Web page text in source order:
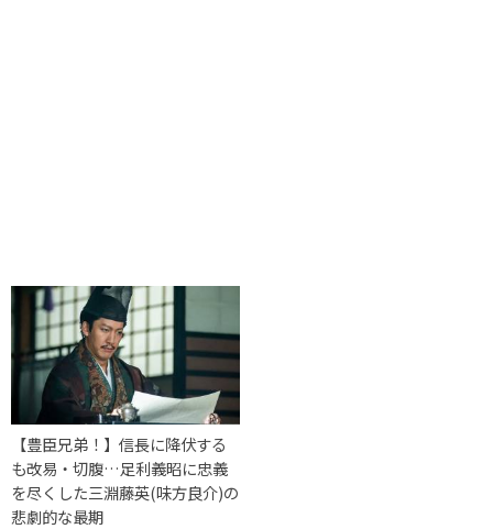
【豊臣兄弟！】信長に降伏する
も改易・切腹…足利義昭に忠義
を尽くした三淵藤英(味方良介)の
悲劇的な最期